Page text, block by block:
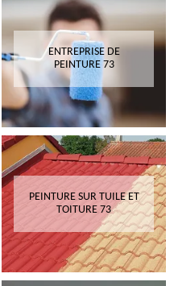
ENTREPRISE DE
PEINTURE 73
PEINTURE SUR TUILE ET
TOITURE 73